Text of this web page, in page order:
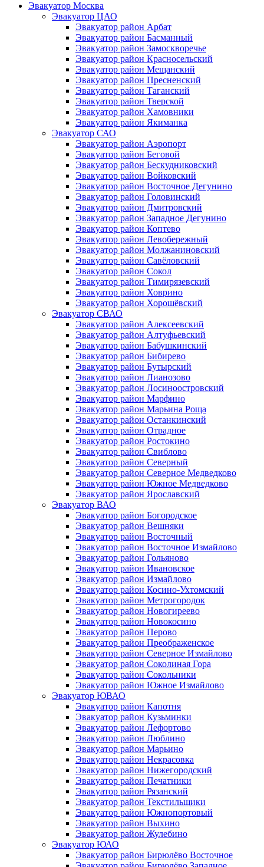
Эвакуатор Москва
Эвакуатор ЦАО
Эвакуатор район Арбат
Эвакуатор район Басманный
Эвакуатор район Замоскворечье
Эвакуатор район Красносельский
Эвакуатор район Мещанский
Эвакуатор район Пресненский
Эвакуатор район Таганский
Эвакуатор район Тверской
Эвакуатор район Хамовники
Эвакуатор район Якиманка
Эвакуатор САО
Эвакуатор район Аэропорт
Эвакуатор район Беговой
Эвакуатор район Бескудниковский
Эвакуатор район Войковский
Эвакуатор район Восточное Дегунино
Эвакуатор район Головинский
Эвакуатор район Дмитровский
Эвакуатор район Западное Дегунино
Эвакуатор район Коптево
Эвакуатор район Левобережный
Эвакуатор район Молжаниновский
Эвакуатор район Савёловский
Эвакуатор район Сокол
Эвакуатор район Тимирязевский
Эвакуатор район Ховрино
Эвакуатор район Хорошёвский
Эвакуатор СВАО
Эвакуатор район Алексеевский
Эвакуатор район Алтуфьевский
Эвакуатор район Бабушкинский
Эвакуатор район Бибирево
Эвакуатор район Бутырский
Эвакуатор район Лианозово
Эвакуатор район Лосиноостровский
Эвакуатор район Марфино
Эвакуатор район Марьина Роща
Эвакуатор район Останкинский
Эвакуатор район Отрадное
Эвакуатор район Ростокино
Эвакуатор район Свиблово
Эвакуатор район Северный
Эвакуатор район Северное Медведково
Эвакуатор район Южное Медведково
Эвакуатор район Ярославский
Эвакуатор ВАО
Эвакуатор район Богородское
Эвакуатор район Вешняки
Эвакуатор район Восточный
Эвакуатор район Восточное Измайлово
Эвакуатор район Гольяново
Эвакуатор район Ивановское
Эвакуатор район Измайлово
Эвакуатор район Косино-Ухтомский
Эвакуатор район Метрогородок
Эвакуатор район Новогиреево
Эвакуатор район Новокосино
Эвакуатор район Перово
Эвакуатор район Преображенское
Эвакуатор район Северное Измайлово
Эвакуатор район Соколиная Гора
Эвакуатор район Сокольники
Эвакуатор район Южное Измайлово
Эвакуатор ЮВАО
Эвакуатор район Капотня
Эвакуатор район Кузьминки
Эвакуатор район Лефортово
Эвакуатор район Люблино
Эвакуатор район Марьино
Эвакуатор район Некрасовка
Эвакуатор район Нижегородский
Эвакуатор район Печатники
Эвакуатор район Рязанский
Эвакуатор район Текстильщики
Эвакуатор район Южнопортовый
Эвакуатор район Выхино
Эвакуатор район Жулебино
Эвакуатор ЮАО
Эвакуатор район Бирюлёво Восточное